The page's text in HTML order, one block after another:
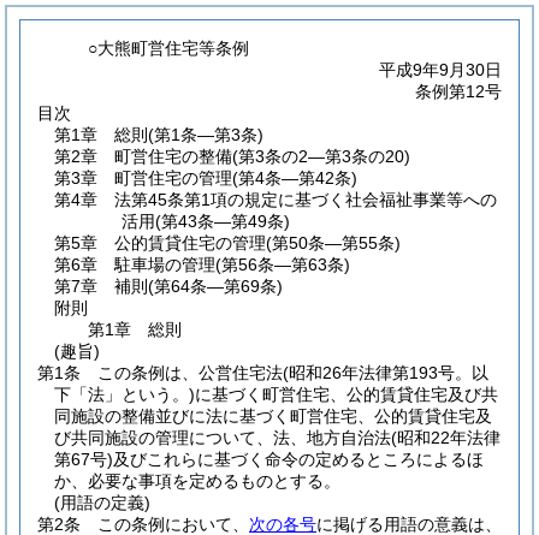
○大熊町営住宅等条例
平成9年9月30日
条例第12号
目次
第1章
総則 (第1条―第3条)
第2章
町営住宅の整備(第3条の2―第3条の20)
第3章
町営住宅の管理(第4条―第42条)
第4章
法第45条第1項の規定に基づく社会福祉事業等への
活用(第43条―第49条)
第5章
公的賃貸住宅の管理(第50条―第55条)
第6章
駐車場の管理(第56条―第63条)
第7章
補則 (第64条―第69条)
附則
第1章
総則
(趣旨)
第1条
この条例は、公営住宅法(昭和26年法律第193号。以
下「法」という。)に基づく町営住宅、公的賃貸住宅及び共
同施設の整備並びに法に基づく町営住宅、公的賃貸住宅及
び共同施設の管理について、法、地方自治法(昭和22年法律
第67号)及びこれらに基づく命令の定めるところによるほ
か、必要な事項を定めるものとする。
(用語の定義)
第2条
この条例において、 次の各号に掲げる用語の意義は、